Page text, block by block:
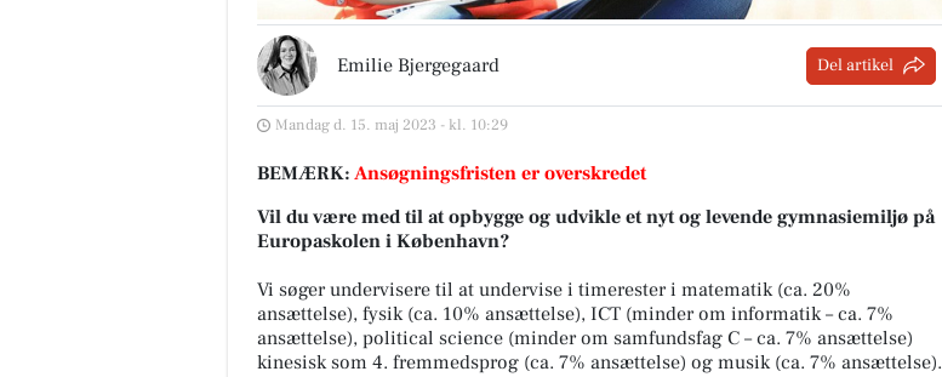
Emilie Bjergegaard Del artikel
Mandag d. 15. maj 2023 - kl. 10:29
BEMÆRK: Ansøgningsfristen er overskredet
Vil du være med til at opbygge og udvikle et nyt og levende gymnasiemiljø på
Europaskolen i København?
Vi søger undervisere til at undervise i timerester i matematik (ca. 20%
ansættelse), fysik (ca. 10% ansættelse), ICT (minder om informatik – ca. 7%
ansættelse), political science (minder om samfundsfag C – ca. 7% ansættelse)
kinesisk som 4. fremmedsprog (ca. 7% ansættelse) og musik (ca. 7% ansættelse).